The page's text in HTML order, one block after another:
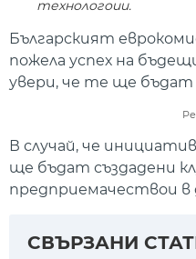
технологоии.
Българският
пожела успех на
увери, че те ще
В случай, че
ще бъдат създадени
предприемачествои в
СВЪРЗАНИ